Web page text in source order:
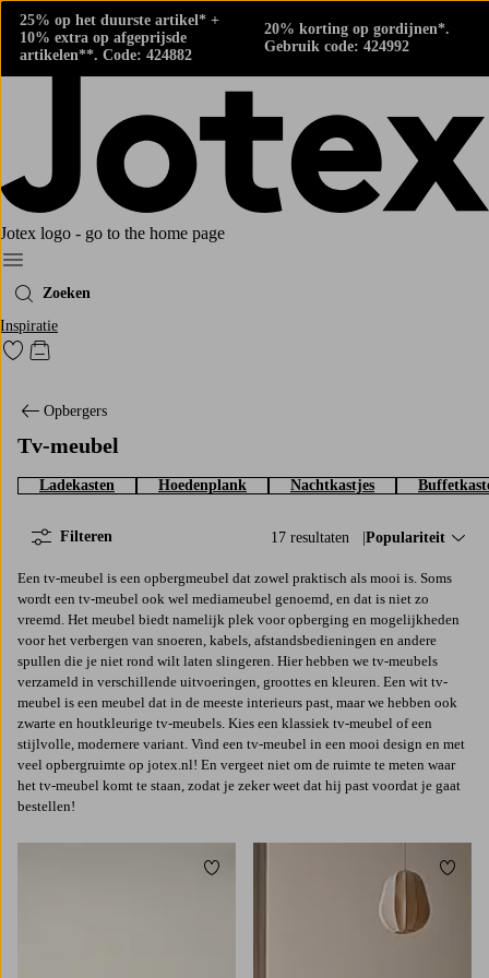
25% op het duurste artikel* +
10% extra op afgeprijsde
artikelen**. Code: 424882
20% korting op gordijnen*.
Gebruik code: 424992
Jotex logo - go to the home page
Menu
Zoeken
Inspiratie
Ga naar favoriet gemarkeerde producten
Go to checkout
Opbergers
Tv-meubel
Ladekasten Hoedenplank Nachtkastjes
17 resultaten Sorteer op:
Populariteit
Filteren
Een tv-meubel is een opbergmeubel dat zowel praktisch als mooi is. Soms
wordt een tv-meubel ook wel mediameubel genoemd, en dat is niet zo
vreemd. Het meubel biedt namelijk plek voor opberging en mogelijkheden
voor het verbergen van snoeren, kabels, afstandsbedieningen en andere
spullen die je niet rond wilt laten slingeren. Hier hebben we tv-meubels
verzameld in verschillende uitvoeringen, groottes en kleuren. Een wit tv-
meubel is een meubel dat in de meeste interieurs past, maar we hebben ook
zwarte en houtkleurige tv-meubels. Kies een klassiek tv-meubel of een
stijlvolle, modernere variant. Vind een tv-meubel in een mooi design en met
veel opbergruimte op jotex.nl! En vergeet niet om de ruimte te meten waar
het tv-meubel komt te staan, zodat je zeker weet dat hij past voordat je gaat
bestellen!
Toevoegen aan favorieten